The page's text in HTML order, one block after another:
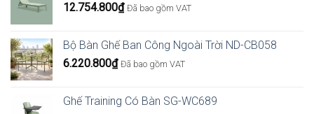
12.754.800₫ Đã bao gồm VAT
Bộ Bàn Ghế Ban Công Ngoài Trời ND-CB058
6.220.800₫ Đã bao gồm VAT
Ghế Training Có Bàn SG-WC689